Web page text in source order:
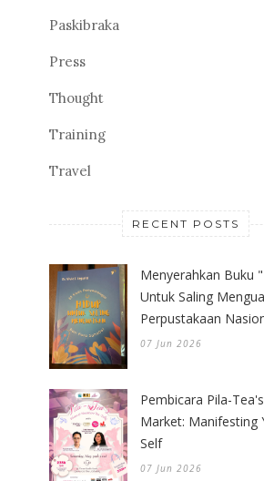
Paskibraka
Press
Thought
Training
Travel
RECENT POSTS
Menyerahkan Buku
Untuk Saling
Perpustakaan
07 Jun 2026
Pembicara Pila-
Market: Manifesting
Self
07 Jun 2026